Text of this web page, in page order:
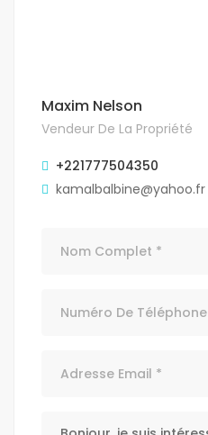
Maxim Nelson
Vendeur De La Propriété
+221777504350
kamalbalbine@yahoo.fr